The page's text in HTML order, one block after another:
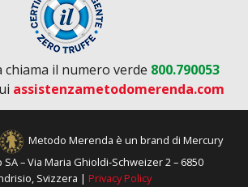
chiama il numero verde 800.790053
assistenzametodomerenda.com
Metodo Merenda è un brand di Mercury
– Via Maria Ghioldi-Schweizer 2 – 6850
Svizzera | Privacy Policy